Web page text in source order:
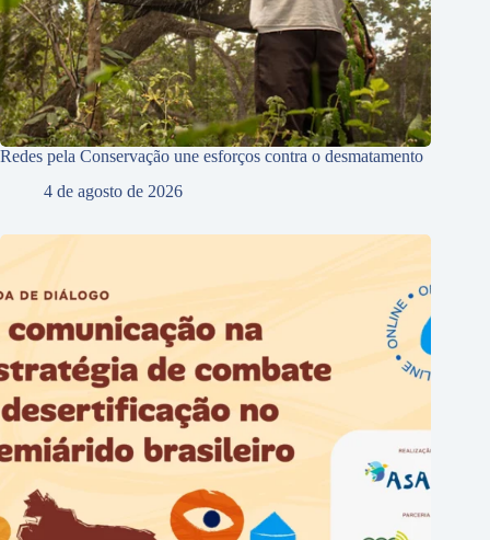
Redes pela Conservação une esforços contra o desmatamento
4 de agosto de 2026